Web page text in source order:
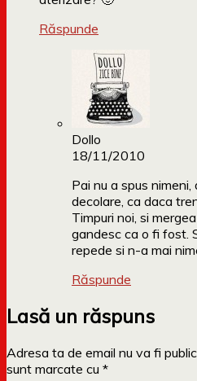
Răspunde
Dollo
18/11/2010
Pai nu a spus
decolare, ca daca
Timpuri noi, si
gandesc ca o fi fost.
repede si n-a mai
Răspunde
Lasă un răspuns
Adresa ta de email nu va fi
sunt marcate cu *